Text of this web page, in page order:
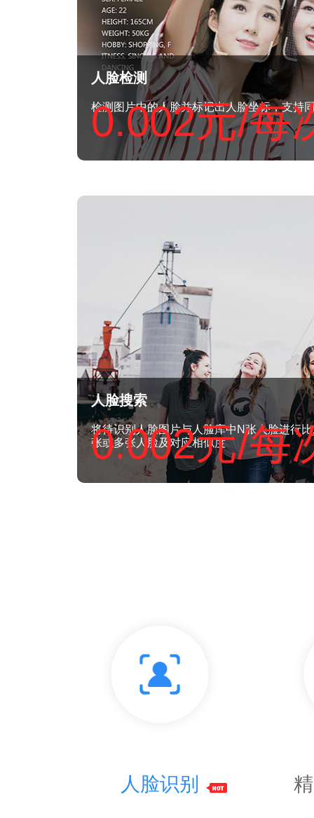
人脸检测
检测图片中的人脸并标记出人脸坐标，支持
0.002元/每
人脸搜索
将待识别人脸图片与人脸库中N张人脸进行
张或多张人脸及对应相似度
0.002元/每
人脸识别